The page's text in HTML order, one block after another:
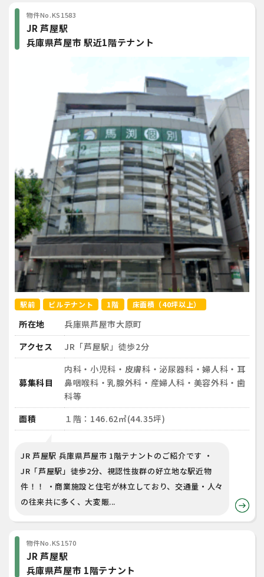
物件No.KS1583
JR 芦屋駅
兵庫県芦屋市 駅近1階テナント
駅前 ビルテナント 1階 床面積（40坪以上）
所在地
兵庫県芦屋市大原町
アクセス
JR「芦屋駅」徒歩2分
募集科目
内科・小児科・皮膚科・泌尿器科・婦人科・耳
鼻咽喉科・乳腺外科・産婦人科・美容外科・歯
科等
面積
１階：146.62㎡(44.35坪)
JR 芦屋駅 兵庫県芦屋市 1階テナントのご紹介です ・
JR「芦屋駅」徒歩2分、視認性抜群の好立地な駅近物
件！！ ・商業施設と住宅が林立しており、交通量・人々
の往来共に多く、大変賑...
物件No.KS1570
JR 芦屋駅
兵庫県芦屋市 1階テナント